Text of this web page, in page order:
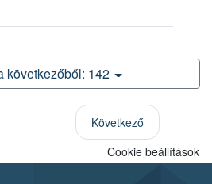
következőből: 142
Következő
Cookie beállítások